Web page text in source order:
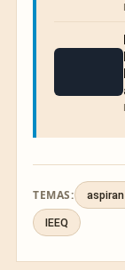
TEMAS:
IEEQ